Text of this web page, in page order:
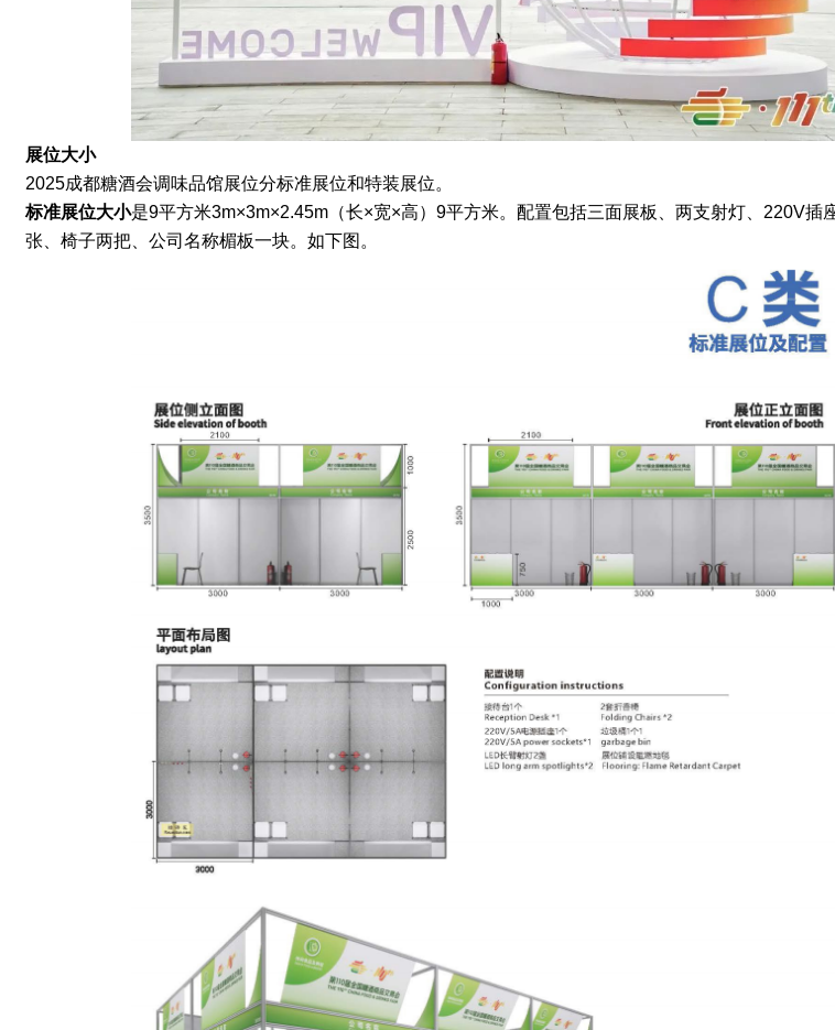
展位大小
2025成都糖酒会调味品馆展位分标准展位和特装展位。
标准展位大小是9平方米3m×3m×2.45m（长×宽×高）9平方米。配置包括三面展板、两支射灯、220V插
张、椅子两把、公司名称楣板一块。如下图。